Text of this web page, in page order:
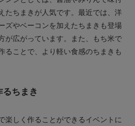
たちまきが人気です。最近では、洋
ズやベーコンを加えたちまきも登場
が広がっています。また、もち米で
ることで、より軽い食感のちまきも
ちまき
楽しく作ることができるイベントに